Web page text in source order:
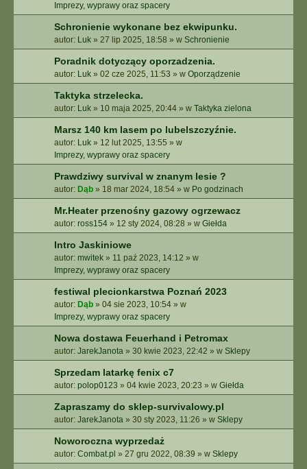
Z
W
Imprezy, wyprawy oraz spacery
Schronienie wykonane bez ekwipunku.
autor: Luk » 27 lip 2025, 18:58 » w Schronienie
Poradnik dotyczący oporzadzenia.
autor: Luk » 02 cze 2025, 11:53 » w Oporządzenie
Taktyka strzelecka.
autor: Luk » 10 maja 2025, 20:44 » w Taktyka zielona
Marsz 140 km lasem po lubelszczyźnie.
autor: Luk » 12 lut 2025, 13:55 » w
Imprezy, wyprawy oraz spacery
Prawdziwy survival w znanym lesie ?
autor: Dąb » 18 mar 2024, 18:54 » w Po godzinach
Mr.Heater przenośny gazowy ogrzewacz
autor: ross154 » 12 sty 2024, 08:28 » w Giełda
Intro Jaskiniowe
autor: mwitek » 11 paź 2023, 14:12 » w
Imprezy, wyprawy oraz spacery
festiwal plecionkarstwa Poznań 2023
autor: Dąb » 04 sie 2023, 10:54 » w
Imprezy, wyprawy oraz spacery
Nowa dostawa Feuerhand i Petromax
autor: JarekJanota » 30 kwie 2023, 22:42 » w Sklepy
Sprzedam latarkę fenix c7
autor: polop0123 » 04 kwie 2023, 20:23 » w Giełda
Zapraszamy do sklep-survivalowy.pl
autor: JarekJanota » 30 sty 2023, 11:26 » w Sklepy
Noworoczna wyprzedaż
autor: Combat.pl » 27 gru 2022, 08:39 » w Sklepy